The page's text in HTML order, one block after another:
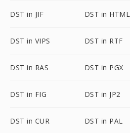
DST in JIF DST in HTML
DST in VIPS DST in RTF
DST in RAS DST in PGX
DST in FIG DST in JP2
DST in CUR DST in PAL